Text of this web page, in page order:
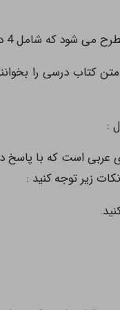
شود که شامل 4 درصد است.
کتاب درسی را
است که با پاسخ